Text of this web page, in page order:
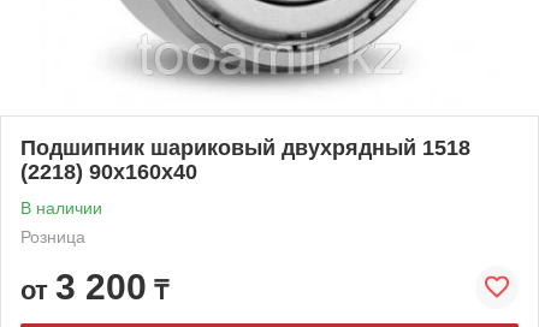
Подшипник шариковый двухрядный 1518
(2218) 90x160x40
В наличии
Розница
от 3 200 ₸